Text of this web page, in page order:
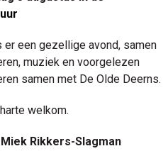
een gezellige avond, samen
muziek en voorgelezen
samen met De Olde Deerns.
welkom.
Rikkers-Slagman